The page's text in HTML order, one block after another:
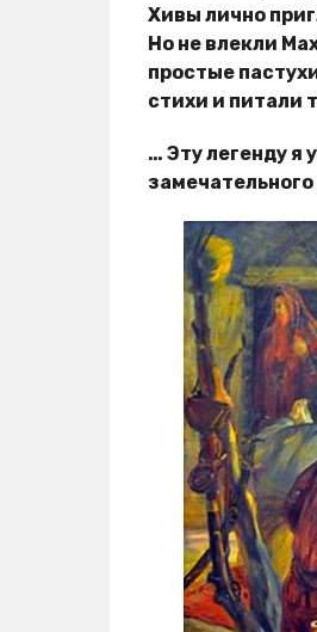
Хивы лично
Но не влекли
простые
стихи и питали
… Эту легенду